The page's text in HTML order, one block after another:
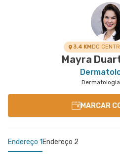
3.4 KMDO
Mayra
MARCAR
Endereço 1 Endereço 2